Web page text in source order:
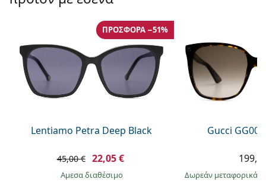
Persol
Όλες οι μάρκες
Lentiamo Petra Deep Black
ΠΡΟΣΦΟΡΆ −51%
45,00 € 22,05 €
άμεσα διαθέσιμο
Gucci
Δωρεάν μεταφορικά